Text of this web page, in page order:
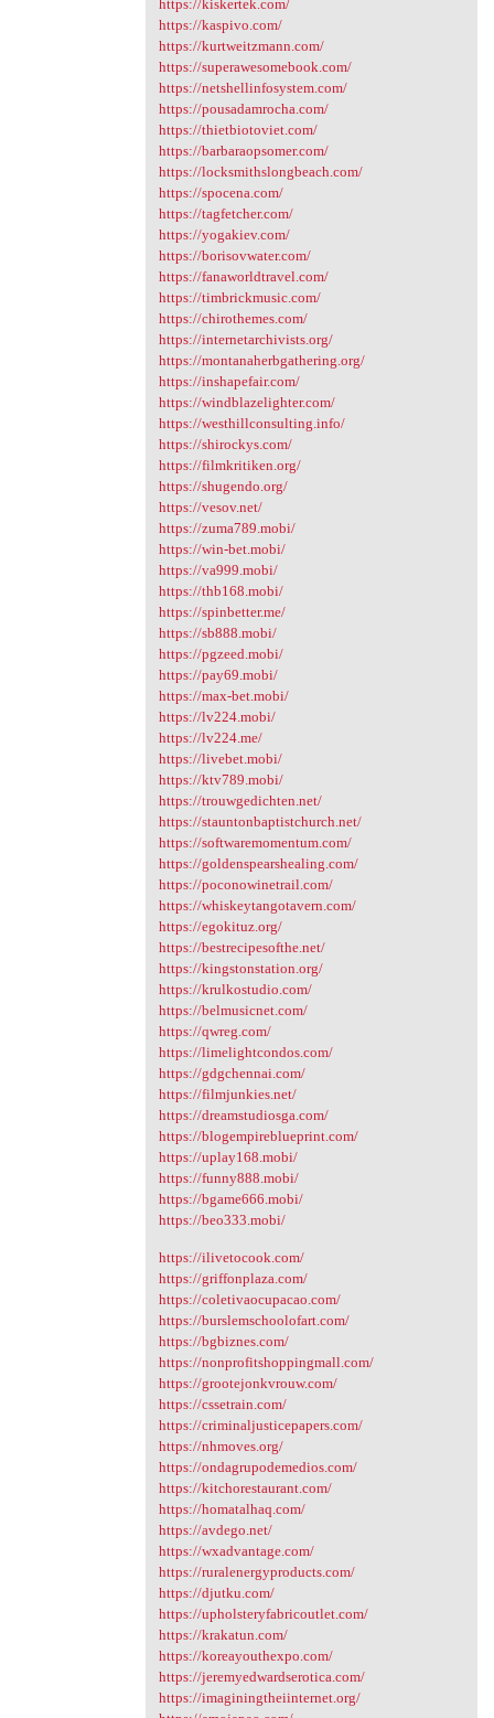
https://kiskertek.com/
https://kaspivo.com/
https://kurtweitzmann.com/
https://superawesomebook.com/
https://netshellinfosystem.com/
https://pousadamrocha.com/
https://thietbiotoviet.com/
https://barbaraopsomer.com/
https://locksmithslongbeach.com/
https://spocena.com/
https://tagfetcher.com/
https://yogakiev.com/
https://borisovwater.com/
https://fanaworldtravel.com/
https://timbrickmusic.com/
https://chirothemes.com/
https://internetarchivists.org/
https://montanaherbgathering.org/
https://inshapefair.com/
https://windblazelighter.com/
https://westhillconsulting.info/
https://shirockys.com/
https://filmkritiken.org/
https://shugendo.org/
https://vesov.net/
https://zuma789.mobi/
https://win-bet.mobi/
https://va999.mobi/
https://thb168.mobi/
https://spinbetter.me/
https://sb888.mobi/
https://pgzeed.mobi/
https://pay69.mobi/
https://max-bet.mobi/
https://lv224.mobi/
https://lv224.me/
https://livebet.mobi/
https://ktv789.mobi/
https://trouwgedichten.net/
https://stauntonbaptistchurch.net/
https://softwaremomentum.com/
https://goldenspearshealing.com/
https://poconowinetrail.com/
https://whiskeytangotavern.com/
https://egokituz.org/
https://bestrecipesofthe.net/
https://kingstonstation.org/
https://krulkostudio.com/
https://belmusicnet.com/
https://qwreg.com/
https://limelightcondos.com/
https://gdgchennai.com/
https://filmjunkies.net/
https://dreamstudiosga.com/
https://blogempireblueprint.com/
https://uplay168.mobi/
https://funny888.mobi/
https://bgame666.mobi/
https://beo333.mobi/
https://ilivetocook.com/
https://griffonplaza.com/
https://coletivaocupacao.com/
https://burslemschoolofart.com/
https://bgbiznes.com/
https://nonprofitshoppingmall.com/
https://grootejonkvrouw.com/
https://cssetrain.com/
https://criminaljusticepapers.com/
https://nhmoves.org/
https://ondagrupodemedios.com/
https://kitchorestaurant.com/
https://homatalhaq.com/
https://avdego.net/
https://wxadvantage.com/
https://ruralenergyproducts.com/
https://djutku.com/
https://upholsteryfabricoutlet.com/
https://krakatun.com/
https://koreayouthexpo.com/
https://jeremyedwardserotica.com/
https://imaginingtheiinternet.org/